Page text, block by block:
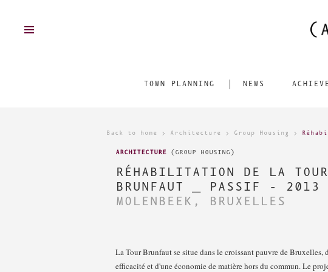
TOWN PLANNING NEWS
Back to home > Architecture > Group Housing >
ARCHITECTURE (GROUP HOUSING)
RÉHABILITATION DE LA TOUR
BRUNFAUT _ PASSIF - 2013
MOLENBEEK, BRUXELLES
La Tour Brunfaut se situe dans le croissant pauvre de
efficacité et d'une économie de matière hors du commun. Le
FACEBOOK